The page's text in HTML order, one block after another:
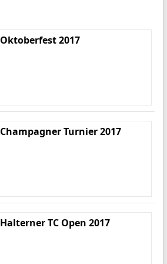
Oktoberfest 2017
Champagner Turnier 2017
Halterner TC Open 2017